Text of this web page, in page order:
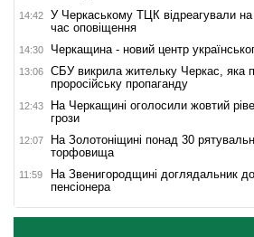
14:42
У Черкаському ТЦК відреагували на
час оповіщення
14:30 Черкащина - новий центр
13:06
СБУ викрила жительку Черкас, яка
проросійську пропаганду
12:43
На Черкащині оголосили жовтий
грози
12:07
На Золотоніщині понад 30
торфовища
11:59
На Звенигородщині доглядальник
пенсіонера